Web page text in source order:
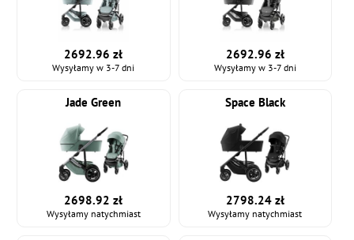
2692.96 zł
Wysyłamy w 3-7 dni
2692.96 zł
Wysyłamy w 3-7 dni
Jade Green
2698.92 zł
Wysyłamy natychmiast
Space Black
2798.24 zł
Wysyłamy natychmiast